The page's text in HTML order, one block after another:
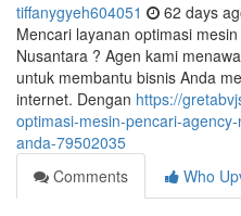
tiffanygyeh604051 62 days
Mencari layanan optimasi
Nusantara ? Agen kami
untuk membantu bisnis Anda
internet. Dengan https://
optimasi-mesin-pencari-
anda-79502035
Comments
Who